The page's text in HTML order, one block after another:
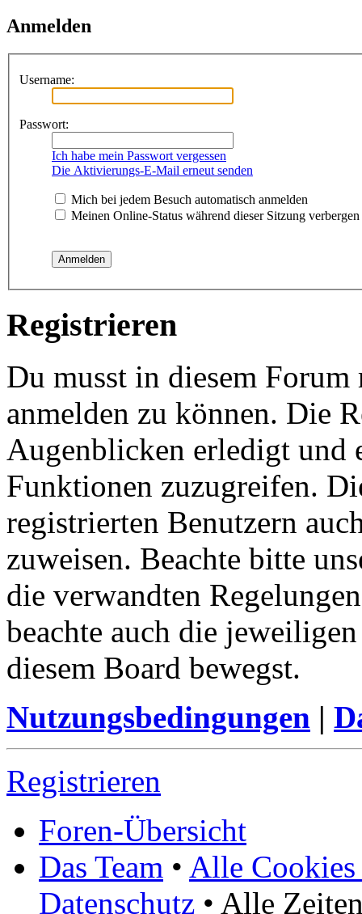
Anmelden
Username:
Passwort:
Ich habe mein Passwort vergessen
Die Aktivierungs-E-Mail erneut senden
Mich bei jedem Besuch automatisch anmelden
Meinen Online-Status während dieser Sitzung verbergen
Registrieren
Du musst in diesem
anmelden zu können. Die
Augenblicken erledigt und
Funktionen zuzugreifen.
registrierten Benutzern
zuweisen. Beachte bitte
die verwandten
beachte auch die
diesem Board bewegst.
Nutzungsbedingungen |
Registrieren
Foren-Übersicht
Das Team • Alle Cookies
Datenschutz • Alle